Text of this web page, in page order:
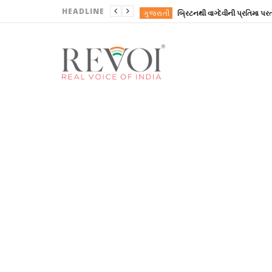
HEADLINE ગુજરાતી
ગુજરાતી
REVOINEWS